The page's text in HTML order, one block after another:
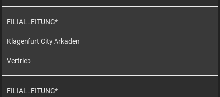
FILIALLEITUNG*
Klagenfurt City Arkaden
Vertrieb
FILIALLEITUNG*